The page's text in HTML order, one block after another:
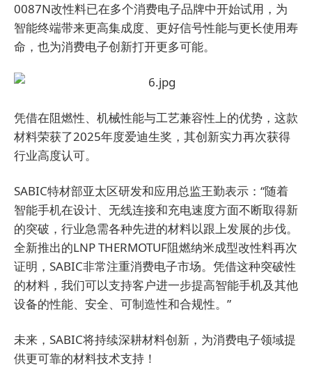
0087N改性料已在多个消费电子品牌中开始试用，为
智能终端带来更高集成度、更好信号性能与更长使用寿
命，也为消费电子创新打开更多可能。
凭借在阻燃性、机械性能与工艺兼容性上的优势，这款
材料荣获了2025年度爱迪生奖，其创新实力再次获得
行业高度认可。
SABIC特材部亚太区研发和应用总监王勤表示：“随着
智能手机在设计、无线连接和充电速度方面不断取得新
的突破，行业急需各种先进的材料以跟上发展的步伐。
全新推出的LNP THERMOTUF阻燃纳米成型改性料再次
证明，SABIC非常注重消费电子市场。凭借这种突破性
的材料，我们可以支持客户进一步提高智能手机及其他
设备的性能、安全、可制造性和合规性。”
未来，SABIC将持续深耕材料创新，为消费电子领域提
供更可靠的材料技术支持！